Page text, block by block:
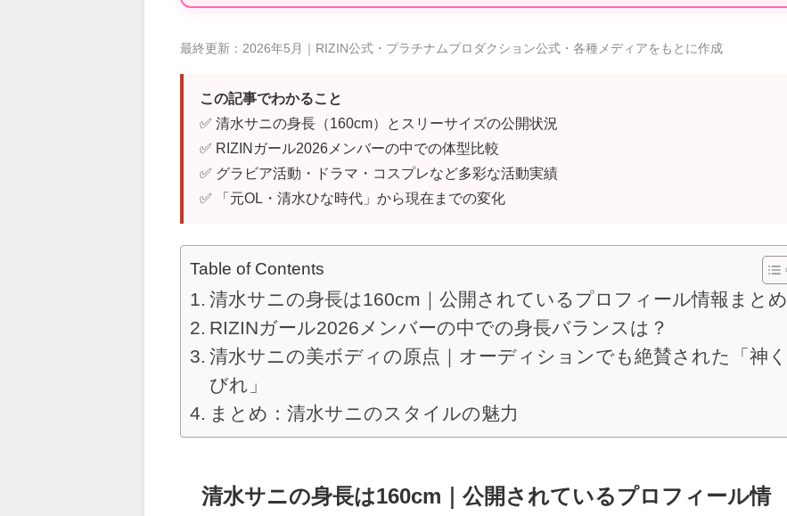
最終更新：2026年5月｜RIZIN公式・プラチナムプロダクション公式・各種メディアをもとに作成
この記事でわかること
✅ 清水サニの身長（160cm）とスリーサイズの公開状況
✅ RIZINガール2026メンバーの中での体型比較
✅ グラビア活動・ドラマ・コスプレなど多彩な活動実績
✅ 「元OL・清水ひな時代」から現在までの変化
Table of Contents
清水サニの身長は160cm｜公開されているプロフィール情報まとめ
RIZINガール2026メンバーの中での身長バランスは？
清水サニの美ボディの原点｜オーディションでも絶賛された「神く
びれ」
まとめ：清水サニのスタイルの魅力
清水サニの身長は160cm｜公開されているプロフィール情